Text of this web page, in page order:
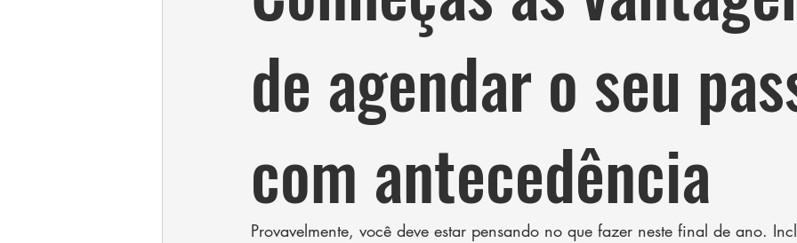
de agendar o seu
com antecedência
Provavelmente, você deve estar pensando no que fazer neste final de ano.